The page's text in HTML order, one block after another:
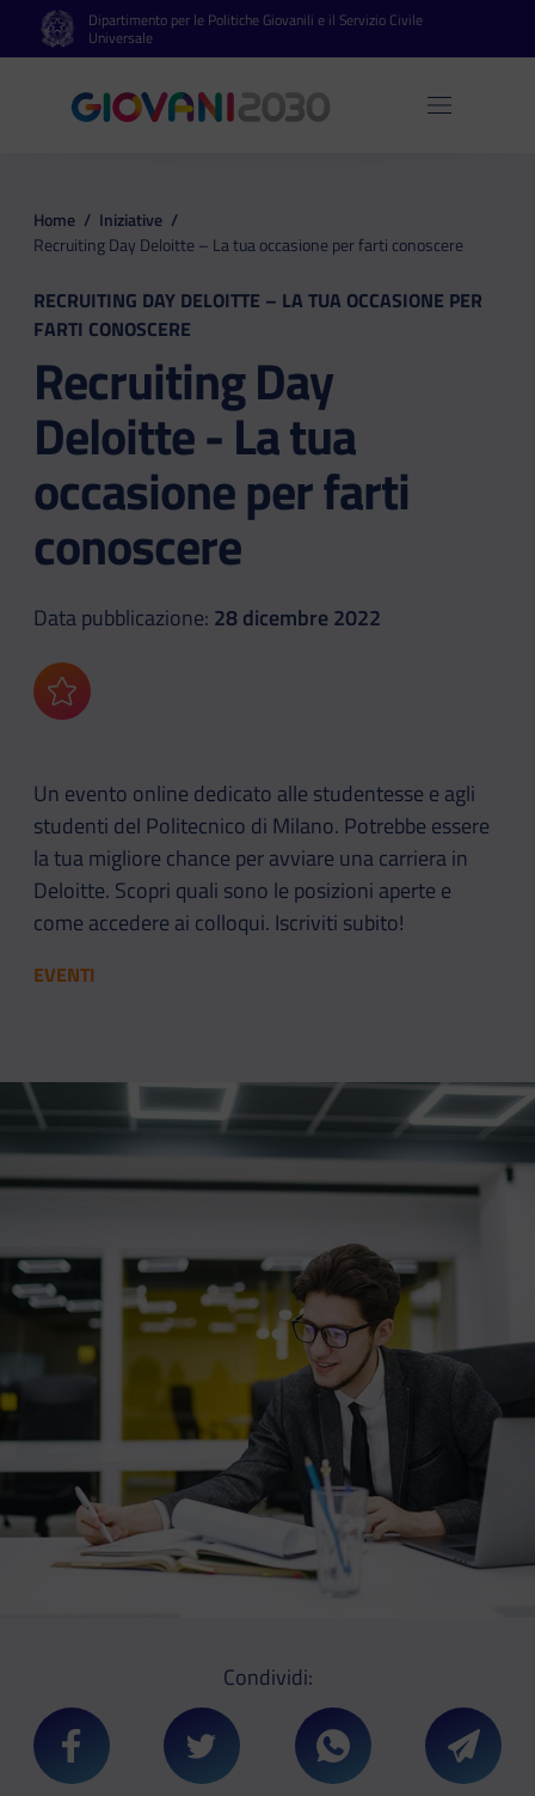
Vai al contenuto principale
Vai al footerDipartimento per le Politiche Giovanili e il Servizio Civile
Universale
Apri
Home / Iniziative /
Recruiting Day Deloitte – La tua occasione per farti conoscere
RECRUITING DAY DELOITTE – LA TUA OCCASIONE PER
FARTI CONOSCERE
Recruiting Day
Deloitte - La tua
occasione per farti
conoscere
Data pubblicazione: 28 dicembre 2022
Aggiungi ai preferiti
Un evento online dedicato alle studentesse e agli
studenti del Politecnico di Milano. Potrebbe essere
la tua migliore chance per avviare una carriera in
Deloitte. Scopri quali sono le posizioni aperte e
come accedere ai colloqui. Iscriviti subito!
EVENTI
Condividi:
Condividi su FacebookCondividi su TwitterCondividi su